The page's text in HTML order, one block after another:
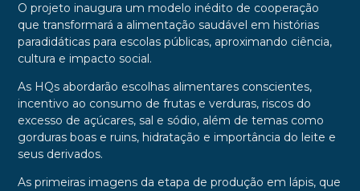
O projeto inaugura um modelo inédito de cooperação
que transformará a alimentação saudável em histórias
paradidáticas para escolas públicas, aproximando ciência,
cultura e impacto social.
As HQs abordarão escolhas alimentares conscientes,
incentivo ao consumo de frutas e verduras, riscos do
excesso de açúcares, sal e sódio, além de temas como
gorduras boas e ruins, hidratação e importância do leite e
seus derivados.
As primeiras imagens da etapa de produção em lápis, que